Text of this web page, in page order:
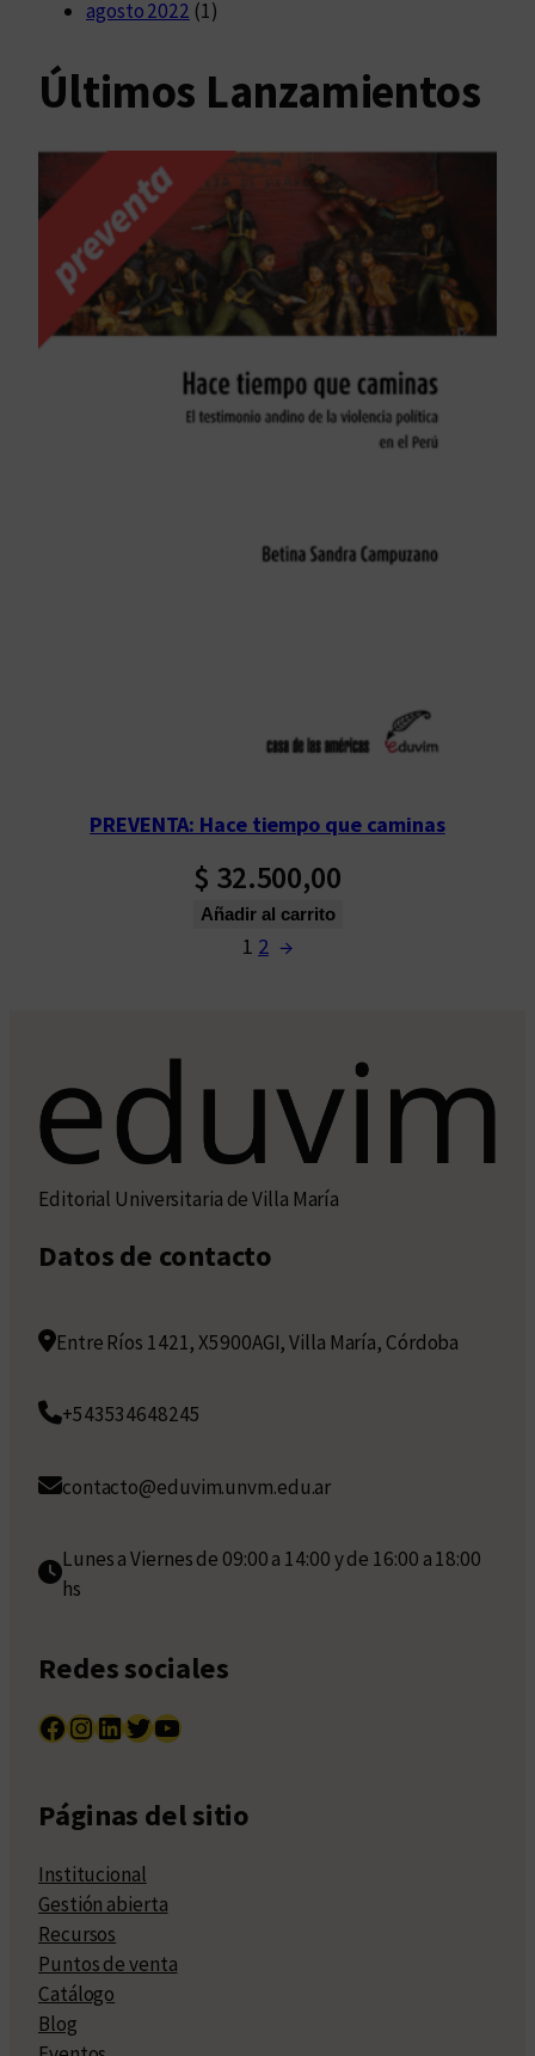
agosto 2022 (1)
Últimos Lanzamientos
PREVENTA: Hace tiempo que caminas
$ 32.500,00
Añadir al carrito
1 2 →
Editorial Universitaria de Villa María
Datos de contacto
Entre Ríos 1421, X5900AGI, Villa María, Córdoba
+543534648245
contacto@eduvim.unvm.edu.ar
Lunes a Viernes de 09:00 a 14:00 y de 16:00 a 18:00
hs
Redes sociales
Facebook InstagramLinkedIn Twitter YouTube
Páginas del sitio
Institucional
Gestión abierta
Recursos
Puntos de venta
Catálogo
Blog